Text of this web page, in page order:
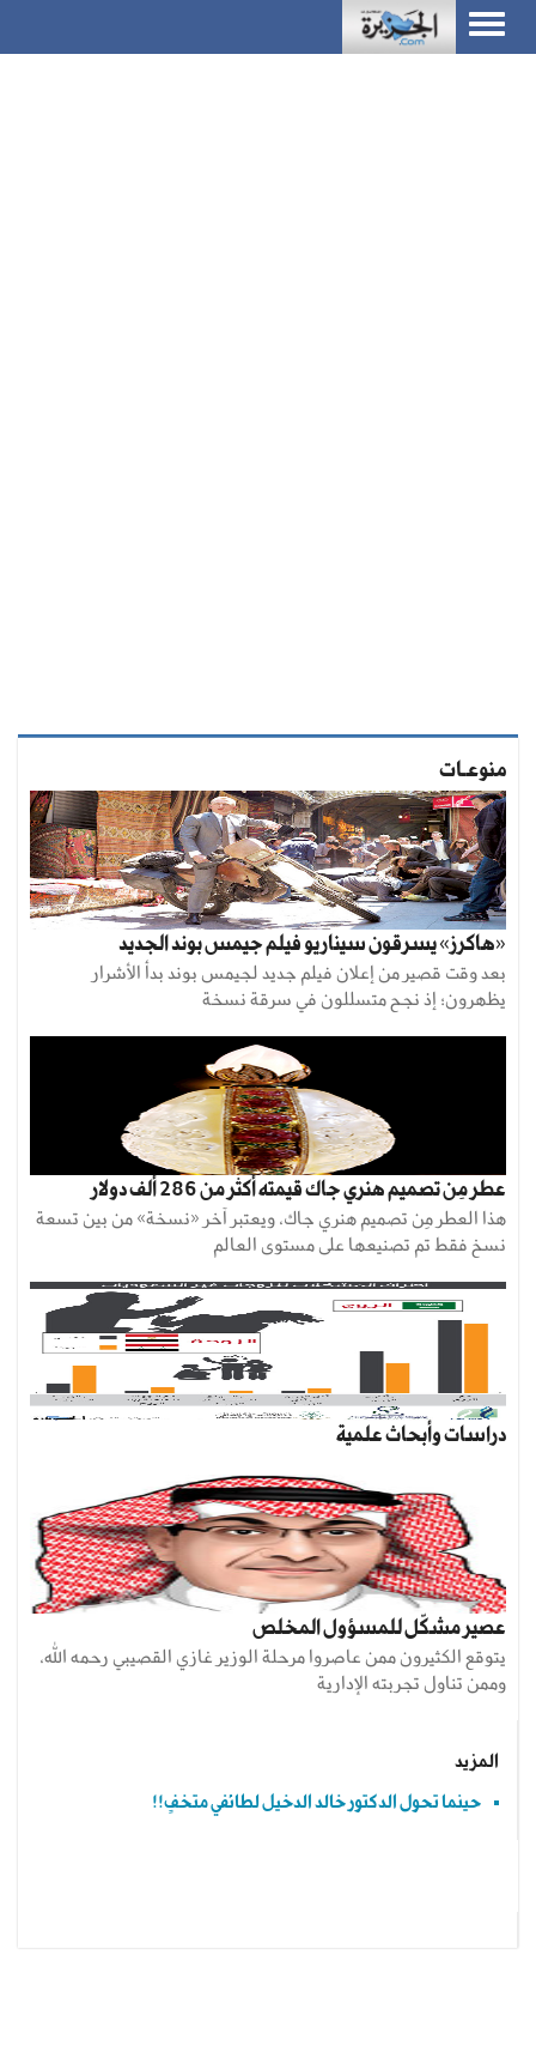
Toggle
navigation
منوعـات
«هاكرز» يسرقون سيناريو فيلم جيمس بوند الجديد
بعد وقت قصير من إعلان فيلم جديد لجيمس بوند بدأ الأشرار
يظهرون؛ إذ نجح متسللون في سرقة نسخة
عطر مِن تصميم هنري جاك قيمته أكثر من 286 ألف دولار
هذا العطر مِن تصميم هنري جاك، ويعتبر آخر «نسخة» من بين تسعة
نسخ فقط تم تصنيعها على مستوى العالم
دراسات وأبحاث علمية
عصير مشكّل للمسؤول المخلص
يتوقع الكثيرون ممن عاصروا مرحلة الوزير غازي القصيبي رحمه الله،
وممن تناول تجربته الإدارية
المزيد
حينما تحول الدكتور خالد الدخيل لطائفي متخفٍ!!